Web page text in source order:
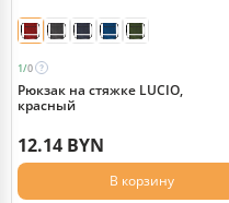
1/0
Рюкзак на стяжке LUCIO,
красный
12.14 BYN
В корзину